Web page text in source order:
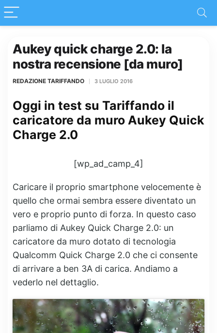
Aukey quick charge 2.0: la
nostra recensione [da muro]
REDAZIONE TARIFFANDO 3 LUGLIO 2016
Oggi in test su Tariffando il
caricatore da muro Aukey Quick
Charge 2.0
[wp_ad_camp_4]
Caricare il proprio smartphone velocemente è
quello che ormai sembra essere diventato un
vero e proprio punto di forza. In questo caso
parliamo di Aukey Quick Charge 2.0: un
caricatore da muro dotato di tecnologia
Qualcomm Quick Charge 2.0 che ci consente
di arrivare a ben 3A di carica. Andiamo a
vederlo nel dettaglio.